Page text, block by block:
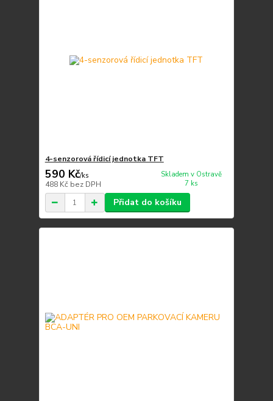
4-senzorová řídicí jednotka TFT
590 Kč/ks
488 Kč bez DPH
Skladem v Ostravě
7 ks
Přidat do košíku